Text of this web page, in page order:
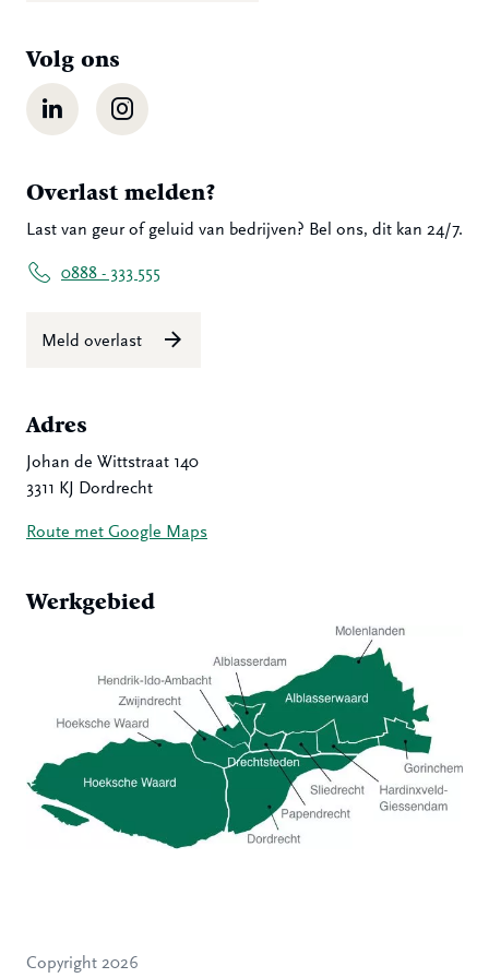
Volg ons
LinkedIn Instagram
Overlast melden?
Last van geur of geluid van bedrijven? Bel ons, dit kan 24/7.
0888 - 333 555
Meld overlast
Adres
Johan de Wittstraat 140
3311 KJ Dordrecht
Route met Google Maps
Werkgebied
Molenlanden
Copyright 2026